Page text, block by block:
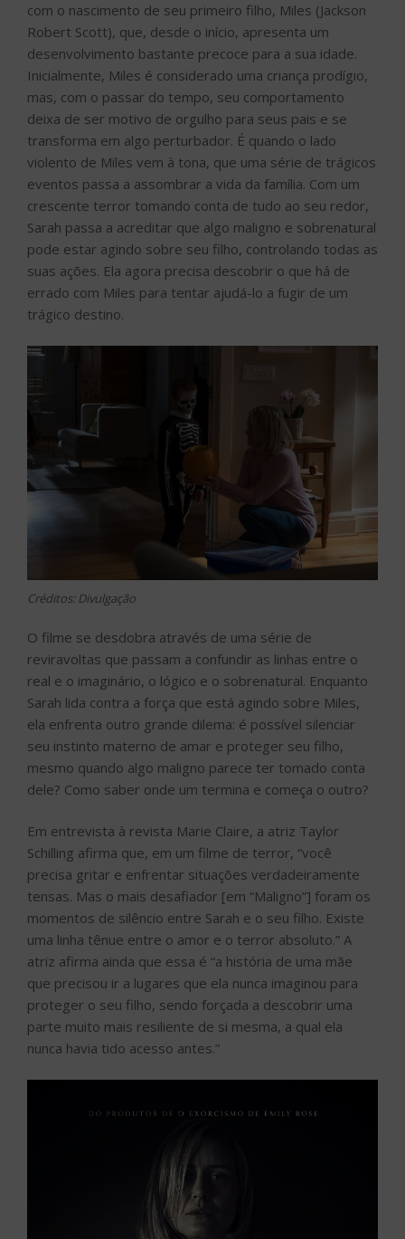
com o nascimento de seu primeiro filho, Miles (Jackson
Robert Scott), que, desde o início, apresenta um
desenvolvimento bastante precoce para a sua idade.
Inicialmente, Miles é considerado uma criança prodígio,
mas, com o passar do tempo, seu comportamento
deixa de ser motivo de orgulho para seus pais e se
transforma em algo perturbador. É quando o lado
violento de Miles vem à tona, que uma série de trágicos
eventos passa a assombrar a vida da família. Com um
crescente terror tomando conta de tudo ao seu redor,
Sarah passa a acreditar que algo maligno e sobrenatural
pode estar agindo sobre seu filho, controlando todas as
suas ações. Ela agora precisa descobrir o que há de
errado com Miles para tentar ajudá-lo a fugir de um
trágico destino.
Créditos: Divulgação
O filme se desdobra através de uma série de
reviravoltas que passam a confundir as linhas entre o
real e o imaginário, o lógico e o sobrenatural. Enquanto
Sarah lida contra a força que está agindo sobre Miles,
ela enfrenta outro grande dilema: é possível silenciar
seu instinto materno de amar e proteger seu filho,
mesmo quando algo maligno parece ter tomado conta
dele? Como saber onde um termina e começa o outro?
Em entrevista à revista Marie Claire, a atriz Taylor
Schilling afirma que, em um filme de terror, “você
precisa gritar e enfrentar situações verdadeiramente
tensas. Mas o mais desafiador [em “Maligno”] foram os
momentos de silêncio entre Sarah e o seu filho. Existe
uma linha tênue entre o amor e o terror absoluto.” A
atriz afirma ainda que essa é “a história de uma mãe
que precisou ir a lugares que ela nunca imaginou para
proteger o seu filho, sendo forçada a descobrir uma
parte muito mais resiliente de si mesma, a qual ela
nunca havia tido acesso antes.”